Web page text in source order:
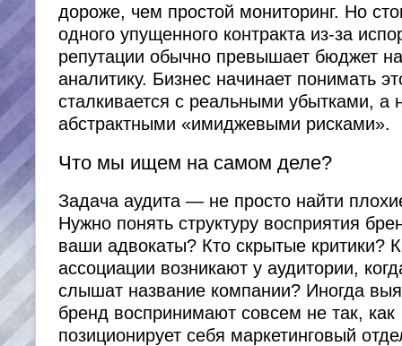
дороже, чем простой мониторинг. Но
одного упущенного контракта из-за
репутации обычно превышает бюджет
аналитику. Бизнес начинает понимать
сталкивается с реальными убытками, а
абстрактными «имиджевыми рисками».
Что мы ищем на самом деле?
Задача аудита — не просто найти
Нужно понять структуру восприятия
ваши адвокаты? Кто скрытые критики?
ассоциации возникают у аудитории,
слышат название компании? Иногда
бренд воспринимают совсем не так, как
позиционирует себя маркетинговый